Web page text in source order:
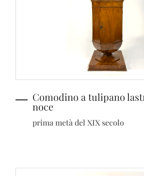
Comodino a tulipano
noce
prima metà del XIX secolo